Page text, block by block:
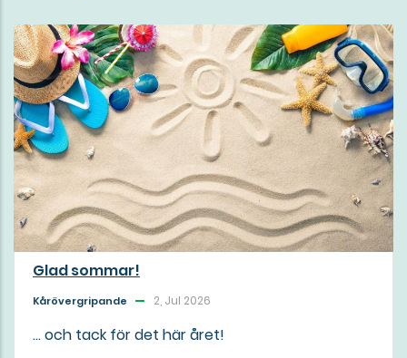
Glad sommar!
Kårövergripande 2, Jul 2026
... och tack för det här året!